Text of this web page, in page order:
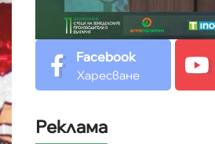
Facebook
Харесване
Реклама